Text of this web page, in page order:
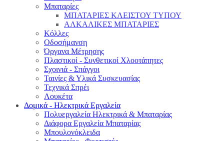
Μπαταρίες
ΜΠΑΤΑΡΙΕΣ ΚΛΕΙΣΤΟΥ ΤΥΠΟΥ
ΑΛΚΑΛΙΚΕΣ ΜΠΑΤΑΡΙΕΣ
Κόλλες
Οδοσήμανση
Όργανα Μέτρησης
Πλαστικοί - Συνθετικοί Χλοοτάπητες
Σχοινιά - Σπάγγοι
Ταινίες & Υλικά Συσκευασίας
Τεχνικά Σπρέι
Λουκέτα
Δομικά - Ηλεκτρικά Εργαλεία
Πολυεργαλεία Ηλεκτρικά & Μπαταρίας
Διάφορα Εργαλεία Μπαταρίας
Μπουλονόκλειδα